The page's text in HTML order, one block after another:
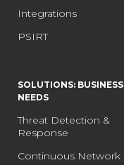
Integrations
PSIRT
SOLUTIONS: BUSINESS
NEEDS
Threat Detection &
Response
Continuous Network